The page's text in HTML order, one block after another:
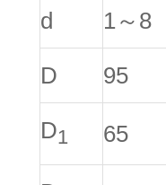
d 1～8
D 95
D1 65